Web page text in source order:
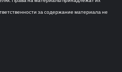
за содержание материала не